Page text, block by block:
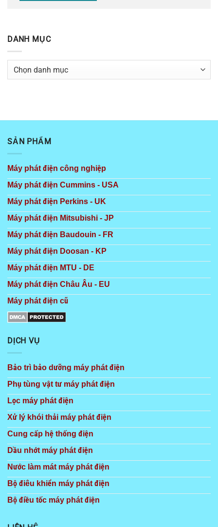
DANH MỤC
Danh
SẢN PHẨM
Máy phát điện công nghiệp
Máy phát điện Cummins - USA
Máy phát điện Perkins - UK
Máy phát điện Mitsubishi - JP
Máy phát điện Baudouin - FR
Máy phát điện Doosan - KP
Máy phát điện MTU - DE
Máy phát điện Châu Âu - EU
Máy phát điện cũ
DỊCH VỤ
Bảo trì bảo dưỡng máy phát điện
Phụ tùng vật tư máy phát điện
Lọc máy phát điện
Xử lý khói thải máy phát điện
Cung cấp hệ thống điện
Dầu nhớt máy phát điện
Nước làm mát máy phát điện
Bộ điêu khiển máy phát điện
Bộ điều tốc máy phát điện